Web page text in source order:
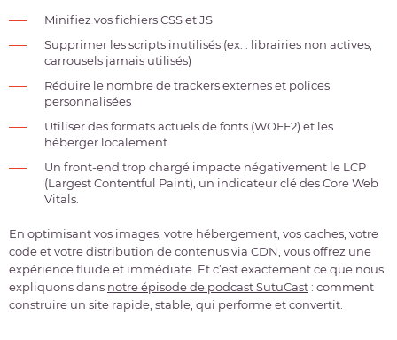
Minifiez vos fichiers CSS et JS
Supprimer les scripts inutilisés (ex. : librairies non actives,
carrousels jamais utilisés)
Réduire le nombre de trackers externes et polices
personnalisées
Utiliser des formats actuels de fonts (WOFF2) et les
héberger localement
Un front-end trop chargé impacte négativement le LCP
(Largest Contentful Paint), un indicateur clé des Core Web
Vitals.
En optimisant vos images, votre hébergement, vos caches, votre
code et votre distribution de contenus via CDN, vous offrez une
expérience fluide et immédiate. Et c’est exactement ce que nous
expliquons dans notre épisode de podcast SutuCast: comment
construire un site rapide, stable, qui performe et convertit.